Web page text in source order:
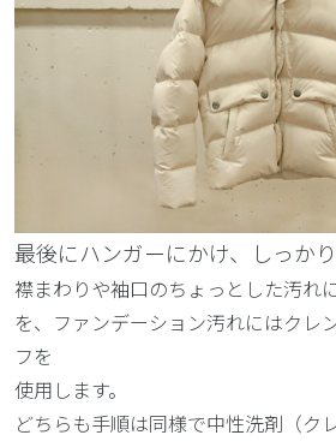
最後にハンガーにかけ、しっか
襟まわりや袖口のちょっとした汚れ
を、ファンデーション汚れにはクレ
フを
使用します。
どちらも手順は同様で中性洗剤（ク